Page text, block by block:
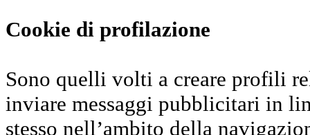
Cookie di profilazione
Sono quelli volti a creare profili
inviare messaggi pubblicitari in
stesso nell’ambito della